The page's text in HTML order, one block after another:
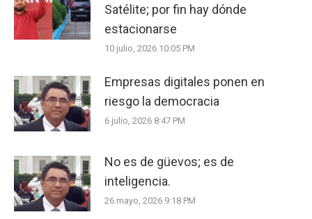
Satélite; por fin hay dónde
estacionarse
10 julio, 2026 10:05 PM
Empresas digitales ponen en
riesgo la democracia
6 julio, 2026 8:47 PM
No es de güevos; es de
inteligencia.
26 mayo, 2026 9:18 PM